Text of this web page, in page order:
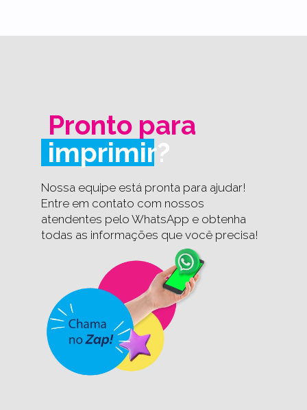
Pronto para
imprimir?
Nossa equipe está pronta para ajudar!
Entre em contato com nossos
atendentes pelo WhatsApp e obtenha
todas as informações que você precisa!